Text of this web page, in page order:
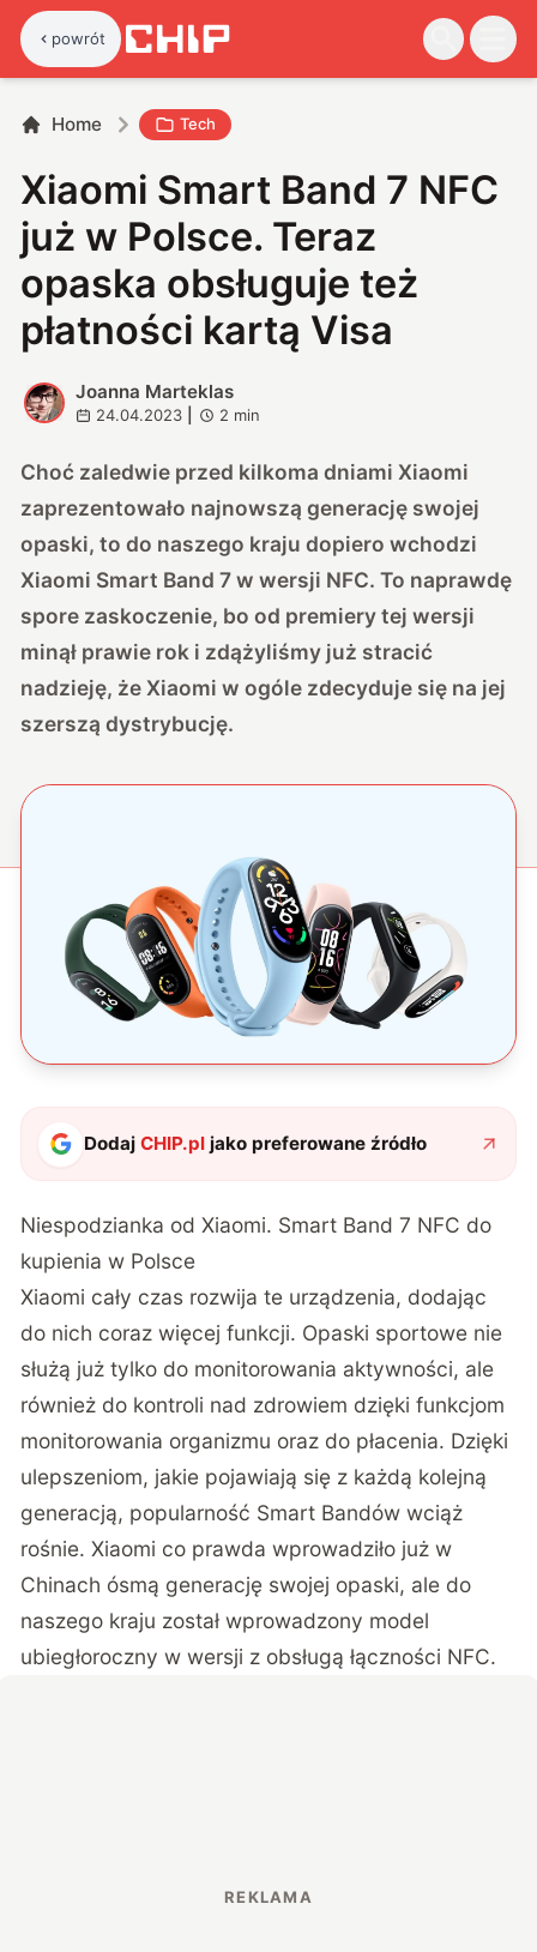
powrót
Home Tech
Xiaomi Smart Band 7 NFC
już w Polsce. Teraz
opaska obsługuje też
płatności kartą Visa
J
Joanna Marteklas
24.04.2023 2 min
Choć zaledwie przed kilkoma dniami Xiaomi
zaprezentowało najnowszą generację swojej
opaski, to do naszego kraju dopiero wchodzi
Xiaomi Smart Band 7 w wersji NFC. To naprawdę
spore zaskoczenie, bo od premiery tej wersji
minął prawie rok i zdążyliśmy już stracić
nadzieję, że Xiaomi w ogóle zdecyduje się na jej
szerszą dystrybucję.
DodajCHIP.pl jako preferowane źródło
Niespodzianka od Xiaomi. Smart Band 7 NFC do
kupienia w Polsce
Xiaomi cały czas rozwija te urządzenia, dodając
do nich coraz więcej funkcji. Opaski sportowe nie
służą już tylko do monitorowania aktywności, ale
również do kontroli nad zdrowiem dzięki funkcjom
monitorowania organizmu oraz do płacenia. Dzięki
ulepszeniom, jakie pojawiają się z każdą kolejną
generacją, popularność Smart Bandów wciąż
rośnie. Xiaomi co prawda wprowadziło już w
Chinach ósmą generację swojej opaski, ale do
naszego kraju został wprowadzony model
ubiegłoroczny w wersji z obsługą łączności NFC.